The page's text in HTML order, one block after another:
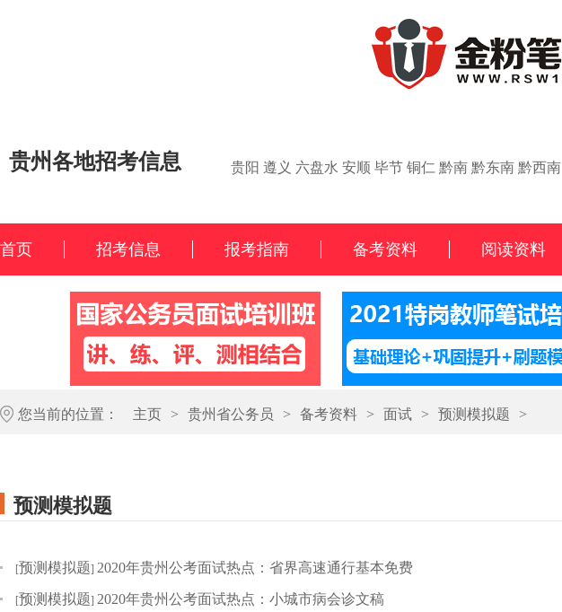
贵州各地招考信息 贵阳 遵义 六盘水 安顺 毕节 铜仁 黔南 黔东南 黔西南
首页 招考信息 报考指南 备考资料 阅读资料
您当前的位置： 主页 > 贵州省公务员 > 备考资料 > 面试 > 预测模拟题 >
预测模拟题
[预测模拟题] 2020年贵州公考面试热点：省界高速通行基本免费
[预测模拟题] 2020年贵州公考面试热点：小城市病会诊文稿